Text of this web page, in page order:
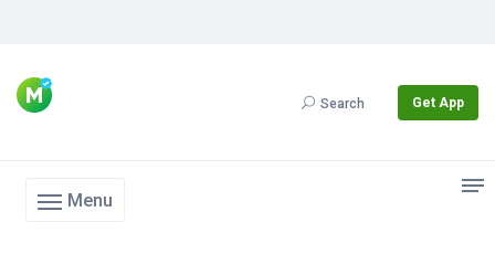
Search Get App
Menu